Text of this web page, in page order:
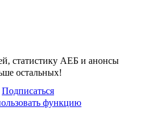
статистику АЕБ и анонсы
остальных!
Подписаться